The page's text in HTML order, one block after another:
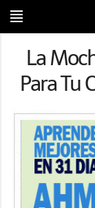
La
Para Tu